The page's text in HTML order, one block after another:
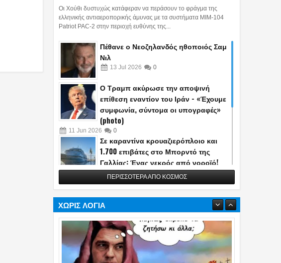
Οι Χούθι δυστυχώς κατάφεραν να περάσουν το φράγμα της
ελληνικής αντιαεροπορικής άμυνας με τα συστήματα MIM-104
Patriot PAC-2 στην περιοχή ευθύνης της...
Πέθανε ο Νεοζηλανδός ηθοποιός Σαμ
Νιλ
13 Jul 2026 0
Ο Τραμπ ακύρωσε την αποψινή
επίθεση εναντίον του Ιράν - «Έχουμε
συμφωνία, σύντομα οι υπογραφές»
(photo)
11 Jun 2026 0
Σε καραντίνα κρουαζιερόπλοιο και
1.700 επιβάτες στο Μπορντό της
Γαλλίας: Ένας νεκρός από νοροϊό!
13 May 2026 0
Η Τουρκία αποκάλυψε την κατασκευή
Yildirimhan ακτίνας δράσης 6.000 χλμ.!
(video)
May 2026 0
Πυρά στο δείπνο ανταποκριτών του
Λευκού Οίκου - Απομακρύνθηκε ο
Τραμπ
ΠΕΡΙΣΣΟΤΕΡΑ ΑΠΟ ΚΟΣΜΟΣ
ΧΩΡΙΣ ΛΟΓΙΑ